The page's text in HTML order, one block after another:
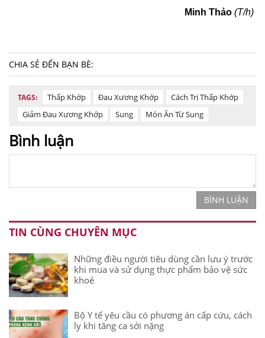
Minh Thảo (T/h)
CHIA SẺ ĐẾN BẠN BÈ:
TAGS: Thấp Khớp Đau Xương Khớp
Cách Trị Thấp Khớp
Giảm Đau Xương Khớp
Sung Món Ăn Từ Sung
Bình luận
BÌNH LUẬN
TIN CÙNG CHUYÊN MỤC
Những điều người tiêu dùng cần lưu ý trước
khi mua và sử dụng thực phẩm bảo vệ sức
khoẻ
Bộ Y tế yêu cầu có phương án cấp cứu, cách
ly khi tăng ca sởi nặng